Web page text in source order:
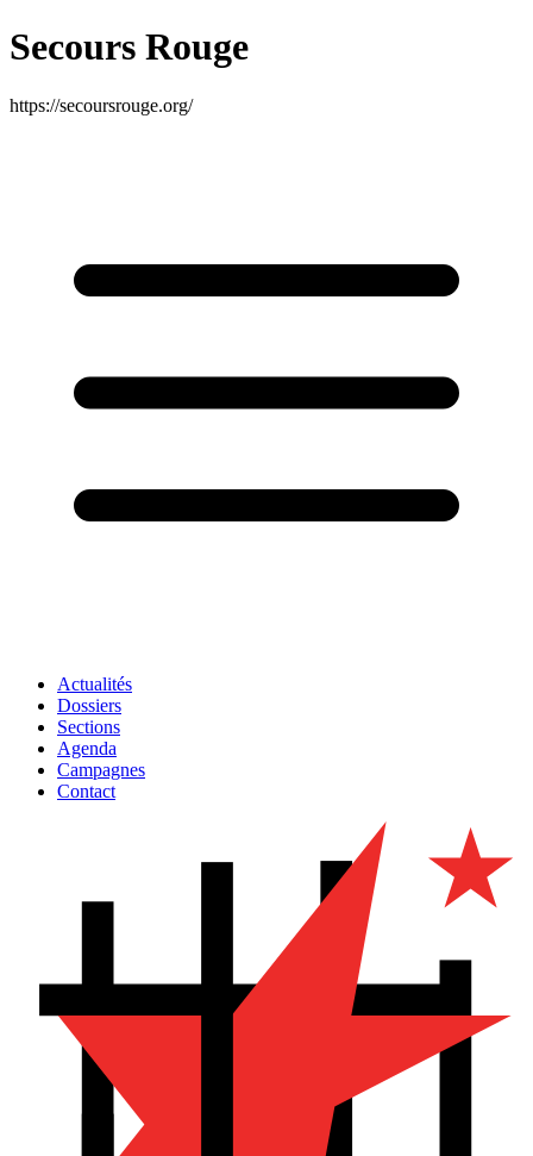
Secours Rouge
https://secoursrouge.org/
Actualités
Dossiers
Sections
Agenda
Campagnes
Contact